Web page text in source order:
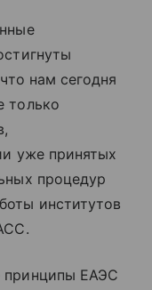
нам сегодня
только
уже принятых
процедур
институтов
принципы ЕАЭС